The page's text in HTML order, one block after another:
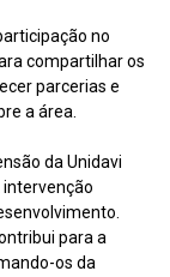
no
compartilhar os
parcerias e
a área.
da Unidavi
para a
os da